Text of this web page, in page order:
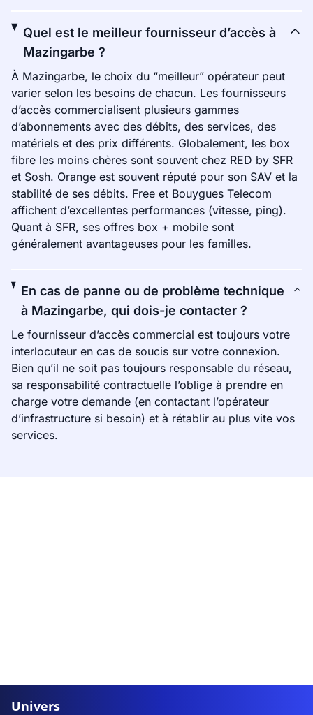
Quel est le meilleur fournisseur d’accès à
Mazingarbe ?
À Mazingarbe, le choix du “meilleur” opérateur peut
varier selon les besoins de chacun. Les fournisseurs
d’accès commercialisent plusieurs gammes
d’abonnements avec des débits, des services, des
matériels et des prix différents. Globalement, les box
fibre les moins chères sont souvent chez RED by SFR
et Sosh. Orange est souvent réputé pour son SAV et la
stabilité de ses débits. Free et Bouygues Telecom
affichent d’excellentes performances (vitesse, ping).
Quant à SFR, ses offres box + mobile sont
généralement avantageuses pour les familles.
En cas de panne ou de problème technique
à Mazingarbe, qui dois-je contacter ?
Le fournisseur d’accès commercial est toujours votre
interlocuteur en cas de soucis sur votre connexion.
Bien qu’il ne soit pas toujours responsable du réseau,
sa responsabilité contractuelle l’oblige à prendre en
charge votre demande (en contactant l’opérateur
d’infrastructure si besoin) et à rétablir au plus vite vos
services.
Univers